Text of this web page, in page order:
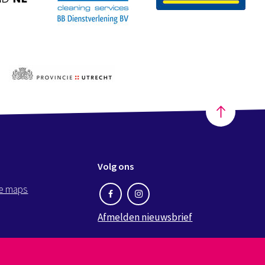
maps
Volg ons
Afmelden nieuwsbrief